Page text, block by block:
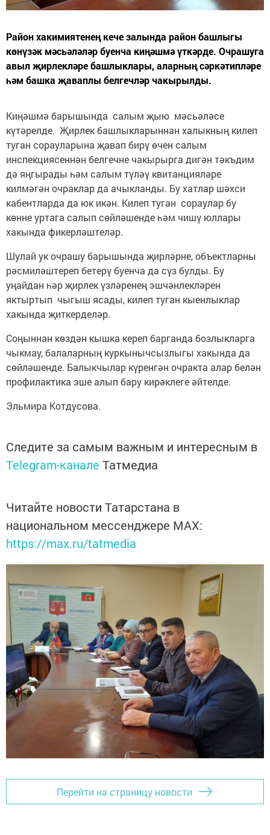
Район хакимиятенең кече залында район башлыгы
көнүзәк мәсьәләләр буенча киңәшмә үткәрде. Очрашуга
авыл җирлекләре башлыклары, аларның сәркәтипләре
һәм башка җаваплы белгечләр чакырылды.
Киңәшмә барышында салым җыю мәсьәләсе
күтәрелде. Җирлек башлыкларыннан халыкның килеп
туган сорауларына җавап бирү өчен салым
инспекциясеннән белгечне чакырырга дигән тәкъдим
дә яңгырады һәм салым түләү квитанцияләре
килмәгән очраклар да ачыкланды. Бу хатлар шәхси
кабентларда да юк икән. Килеп туган сораулар бу
көнне уртага салып сөйләшенде һәм чишү юллары
хакында фикерләштеләр.
Шулай ук очрашу барышында җирләрне, объектларны
рәсмиләштереп бетерү буенча да сүз булды. Бу
уңайдан һәр җирлек үзләренең эшчәнлекләрен
яктыртып чыгыш ясады, килеп туган кыенлыклар
хакында җиткерделәр.
Соңыннан көздән кышка кереп барганда бозлыкларга
чыкмау, балаларның куркынычсызлыгы хакында да
сөйләшенде. Балыкчылар күренгән очракта алар белән
профилактика эше алып бару кирәклеге әйтелде.
Эльмира Котдусова.
Следите за самым важным и интересным в
Telegram-канале Татмедиа
Читайте новости Татарстана в
национальном мессенджере MАХ:
https://max.ru/tatmedia
Перейти на страницу новости